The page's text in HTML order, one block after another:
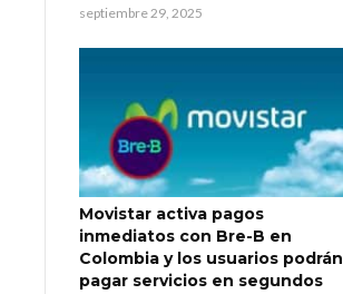
septiembre 29, 2025
Movistar activa pagos
inmediatos con Bre-B en
Colombia y los usuarios podrán
pagar servicios en segundos